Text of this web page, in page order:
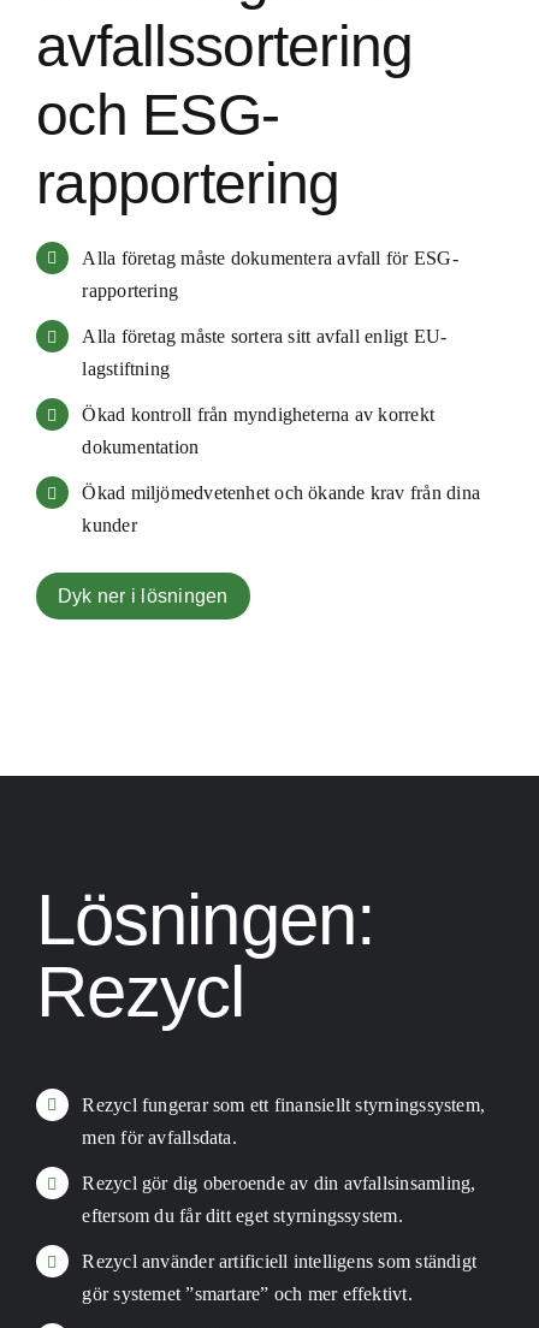
avfallssortering
och ESG-
rapportering
Alla företag måste dokumentera avfall för ESG-
rapportering
Alla företag måste sortera sitt avfall enligt EU-
lagstiftning
Ökad kontroll från myndigheterna av korrekt
dokumentation
Ökad miljömedvetenhet och ökande krav från dina
kunder
Dyk ner i lösningen
Lösningen:
Rezycl
Rezycl fungerar som ett finansiellt styrningssystem,
men för avfallsdata.
Rezycl gör dig oberoende av din avfallsinsamling,
eftersom du får ditt eget styrningssystem.
Rezycl använder artificiell intelligens som ständigt
gör systemet ”smartare” och mer effektivt.